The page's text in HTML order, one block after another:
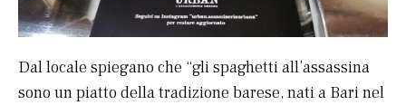
Dal locale spiegano che “gli spaghetti all’assassina
sono un piatto della tradizione barese, nati a Bari nel